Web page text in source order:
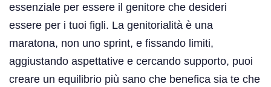
essenziale per essere il genitore che desideri
essere per i tuoi figli. La genitorialità è una
maratona, non uno sprint, e fissando limiti,
aggiustando aspettative e cercando supporto, puoi
creare un equilibrio più sano che benefica sia te che